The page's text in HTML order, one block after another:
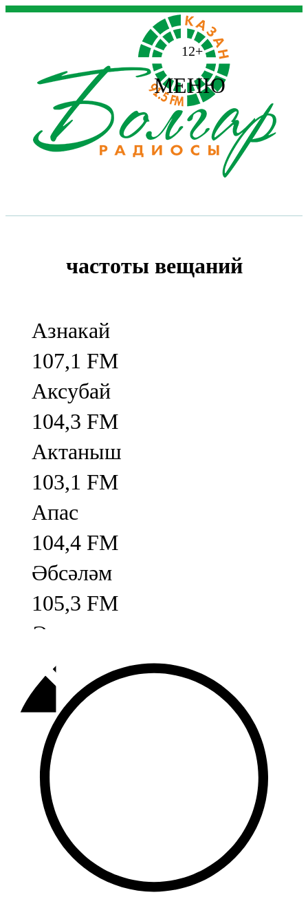
12+
МЕНЮ
частоты вещаний
Азнакай
107,1 FM
Аксубай
104,3 FM
Актаныш
103,1 FM
Апас
104,4 FM
Әбсәләм
105,3 FM
Әлмәт
92,9 FM
Базарлы матак
107,1 FM
Балык бистәсе
104,9 FM
Баулы
107,5 FM
Биләр